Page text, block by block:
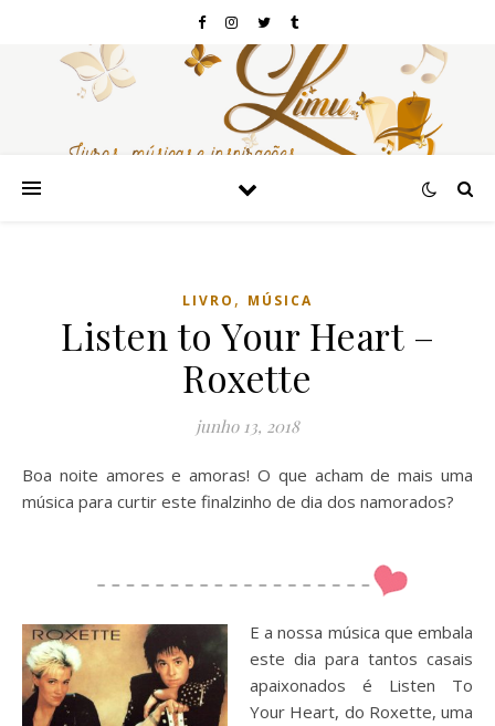
LIVRO , MÚSICA
Listen to Your Heart –
Roxette
junho 13, 2018
Boa noite amores e amoras! O que acham de mais uma
música para curtir este finalzinho de dia dos namorados?
E a nossa música que embala
este dia para tantos casais
apaixonados é Listen To
Your Heart, do Roxette, uma